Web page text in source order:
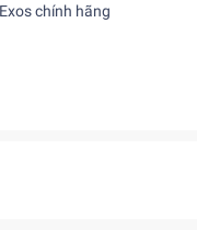
chính hãng